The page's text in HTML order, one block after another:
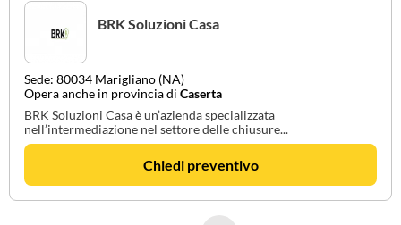
BRK Soluzioni Casa
Sede: 80034 Marigliano (NA)
Opera anche in provincia di Caserta
BRK Soluzioni Casa è un’azienda specializzata
nell’intermediazione nel settore delle chiusure...
Chiedi preventivo